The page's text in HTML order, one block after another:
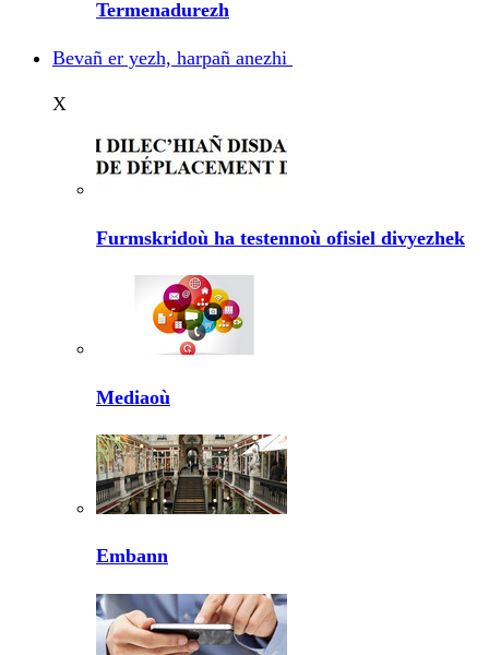
Termenadurezh
Bevañ er yezh, harpañ anezhi
X
Furmskridoù ha testennoù ofisiel divyezhek
Mediaoù
Embann